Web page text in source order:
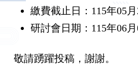
繳費截止日：115年05月
研討會日期：115年06月
敬請踴躍投稿，謝謝。